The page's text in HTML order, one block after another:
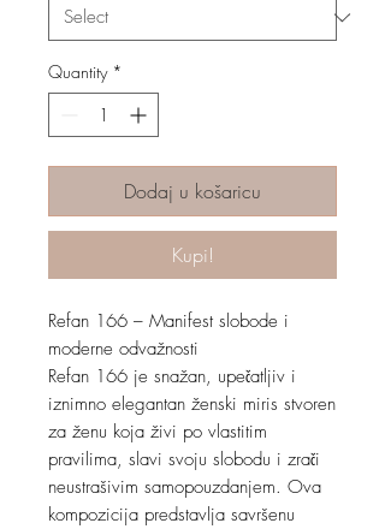
Quantity *
Dodaj u košaricu
Kupi!
Refan 166 – Manifest slobode i
moderne odvažnosti
Refan 166 je snažan, upečatljiv i
iznimno elegantan ženski miris stvoren
za ženu koja živi po vlastitim
pravilima, slavi svoju slobodu i zrači
neustrašivim samopouzdanjem. Ova
kompozicija predstavlja savršenu